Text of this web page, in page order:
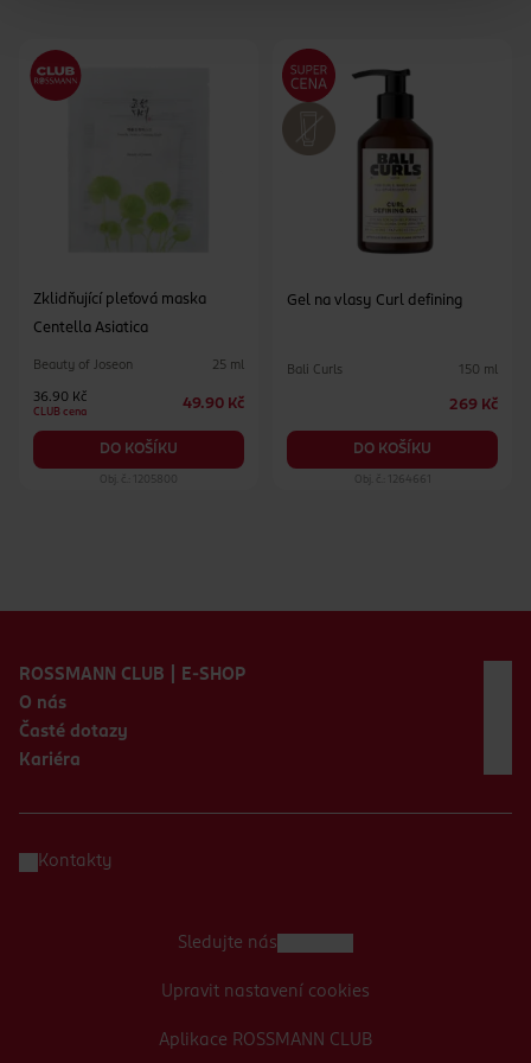
Zklidňující pleťová maska
Centella Asiatica
Beauty of Joseon 25 ml
36.90 Kč
CLUB cena
49.90 Kč
DO KOŠÍKU
Obj. č.: 1205800
Gel na vlasy Curl defining
Bali Curls 150 ml
269 Kč
DO KOŠÍKU
Obj. č.: 1264661
ROSSMANN CLUB | E-SHOP
O nás
Časté dotazy
Kariéra
Kontakty
Aplikace ROSSMANN CLUB
Sledujte nás
Upravit nastavení cookies